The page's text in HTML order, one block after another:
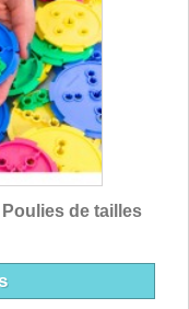
de tailles